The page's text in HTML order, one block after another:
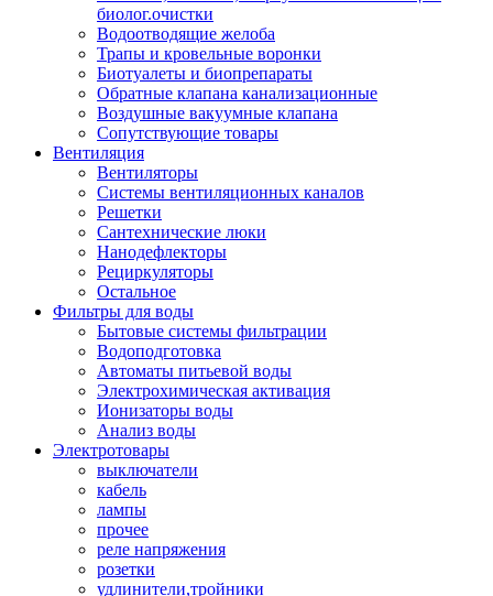
биолог.очистки
Водоотводящие желоба
Трапы и кровельные воронки
Биотуалеты и биопрепараты
Обратные клапана канализационные
Воздушные вакуумные клапана
Сопутствующие товары
Вентиляция
Вентиляторы
Системы вентиляционных каналов
Решетки
Сантехнические люки
Нанодефлекторы
Рециркуляторы
Остальное
Фильтры для воды
Бытовые системы фильтрации
Водоподготовка
Автоматы питьевой воды
Электрохимическая активация
Ионизаторы воды
Анализ воды
Электротовары
выключатели
кабель
лампы
прочее
реле напряжения
розетки
удлинители,тройники